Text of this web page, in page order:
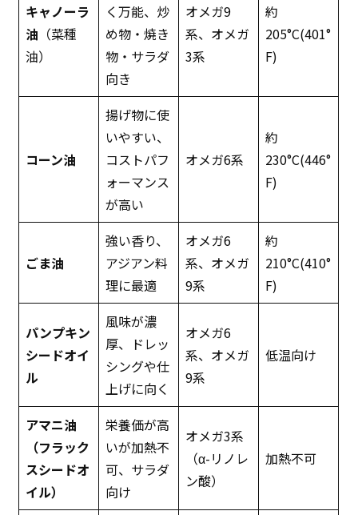
キャノーラ
油 （菜種
油）
く万能、炒
め物・焼き
物・サラダ
向き
オメガ9
系、オメガ
3系
約
205°C(401°
F)
コーン油
揚げ物に使
いやすい、
コストパフ
ォーマンス
が高い
オメガ6系
約
230°C(446°
F)
ごま油
強い香り、
アジアン料
理に最適
オメガ6
系、オメガ
9系
約
210°C(410°
F)
パンプキン
シードオイ
ル
風味が濃
厚、ドレッ
シングや仕
上げに向く
オメガ6
系、オメガ
9系
低温向け
アマニ油
（フラック
スシードオ
イル）
栄養価が高
いが加熱不
可、サラダ
向け
オメガ3系
（α-リノレ
ン酸）
加熱不可